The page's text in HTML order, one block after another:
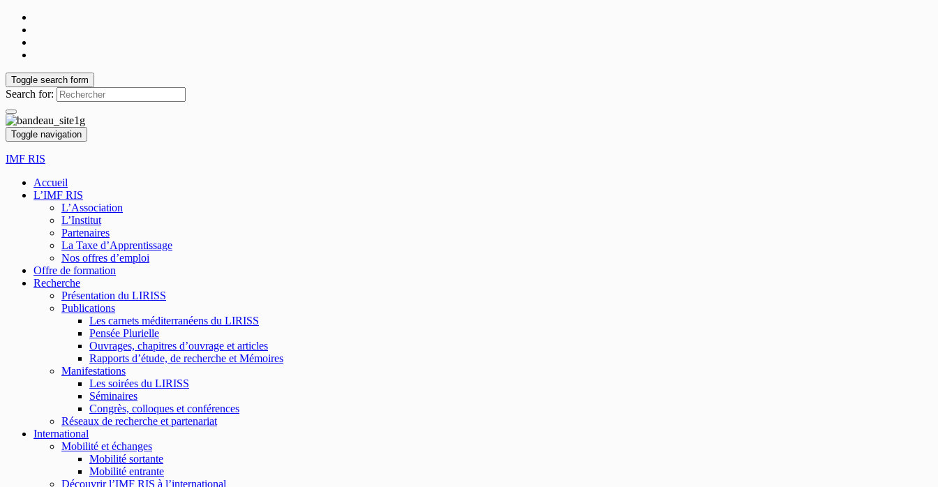
Toggle search form
Search for:
Toggle navigation
IMF RIS
Accueil
L’IMF RIS
L’Association
L’Institut
Partenaires
La Taxe d’Apprentissage
Nos offres d’emploi
Offre de formation
Recherche
Présentation du LIRISS
Publications
Les carnets méditerranéens du LIRISS
Pensée Plurielle
Ouvrages, chapitres d’ouvrage et articles
Rapports d’étude, de recherche et Mémoires
Manifestations
Les soirées du LIRISS
Séminaires
Congrès, colloques et conférences
Réseaux de recherche et partenariat
International
Mobilité et échanges
Mobilité sortante
Mobilité entrante
Découvrir l’IMF RIS à l’international